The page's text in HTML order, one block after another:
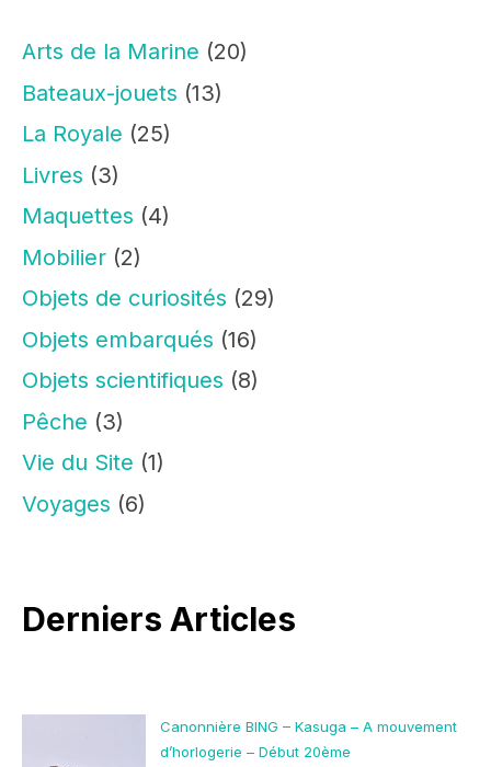
Arts de la Marine (20)
Bateaux-jouets (13)
La Royale (25)
Livres (3)
Maquettes (4)
Mobilier (2)
Objets de curiosités (29)
Objets embarqués (16)
Objets scientifiques (8)
Pêche (3)
Vie du Site (1)
Voyages (6)
Derniers Articles
Canonnière BING – Kasuga – A mouvement
d’horlogerie – Début 20ème